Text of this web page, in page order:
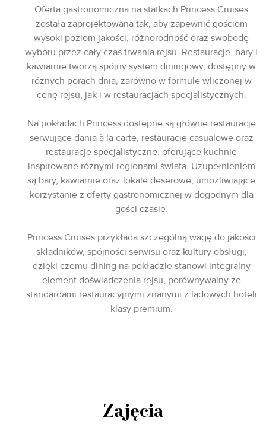
Oferta gastronomiczna na statkach Princess Cruises
została zaprojektowana tak, aby zapewnić gościom
wysoki poziom jakości, różnorodność oraz swobodę
wyboru przez cały czas trwania rejsu. Restauracje, bary i
kawiarnie tworzą spójny system diningowy, dostępny w
różnych porach dnia, zarówno w formule wliczonej w
cenę rejsu, jak i w restauracjach specjalistycznych.
Na pokładach Princess dostępne są główne restauracje
serwujące dania à la carte, restauracje casualowe oraz
restauracje specjalistyczne, oferujące kuchnie
inspirowane różnymi regionami świata. Uzupełnieniem
są bary, kawiarnie oraz lokale deserowe, umożliwiające
korzystanie z oferty gastronomicznej w dogodnym dla
gości czasie.
Princess Cruises przykłada szczególną wagę do jakości
składników, spójności serwisu oraz kultury obsługi,
dzięki czemu dining na pokładzie stanowi integralny
element doświadczenia rejsu, porównywalny ze
standardami restauracyjnymi znanymi z lądowych hoteli
klasy premium.
Zajęcia